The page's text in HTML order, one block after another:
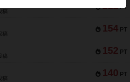
212 PT
稿
154 PT
稿
152 PT
稿
140 PT
稿